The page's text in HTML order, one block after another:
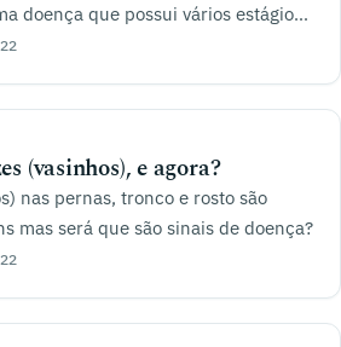
doença que possui vários estágios,
Con
(vasinhos), e agora?
nas pernas, tronco e rosto são
mas será que são sinais de doença?